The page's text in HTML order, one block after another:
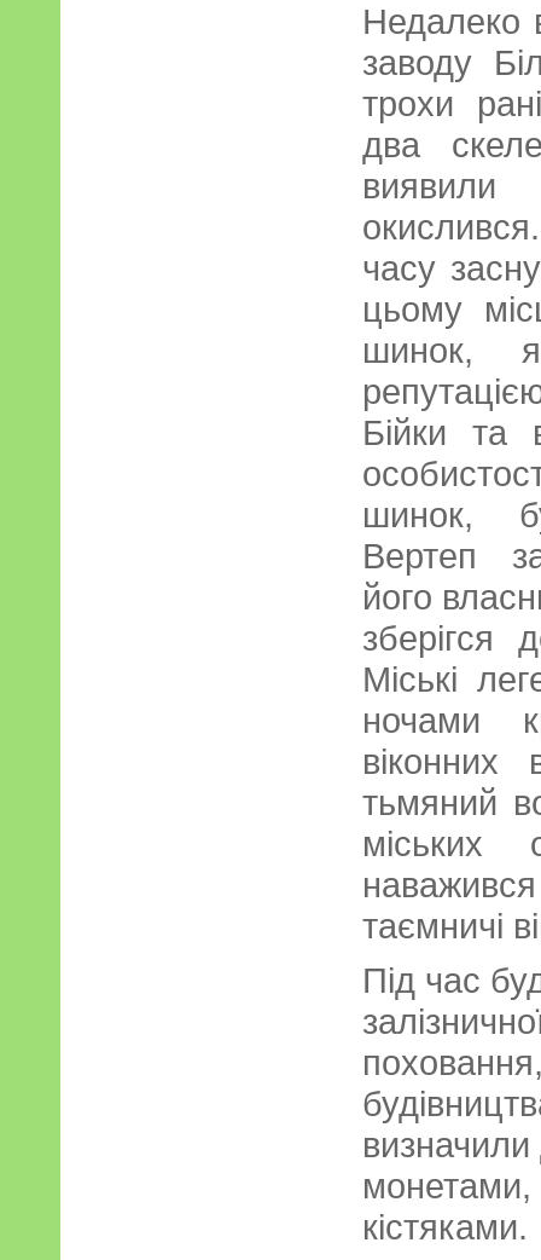
Недалеко
заводу
трохи
два
часу
цьому
шинок,
Бійки та
шинок,
Вертеп
його
зберігся
Міські
ночами
віконних
тьмяний
міських
таємничі
Під час
визначили
монетами,
кістяками.